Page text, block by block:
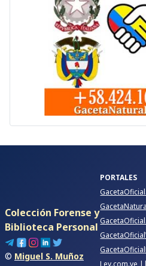
Colección Forense y
Biblioteca Personal
© Miguel S. Muñoz
PORTALES
Ley.com.ve ||